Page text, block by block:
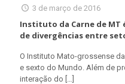
3 de março de 2016
Instituto da Carne de MT
de divergências entre
O Instituto Mato-grossense
e sexto do Mundo. Além de
interação do